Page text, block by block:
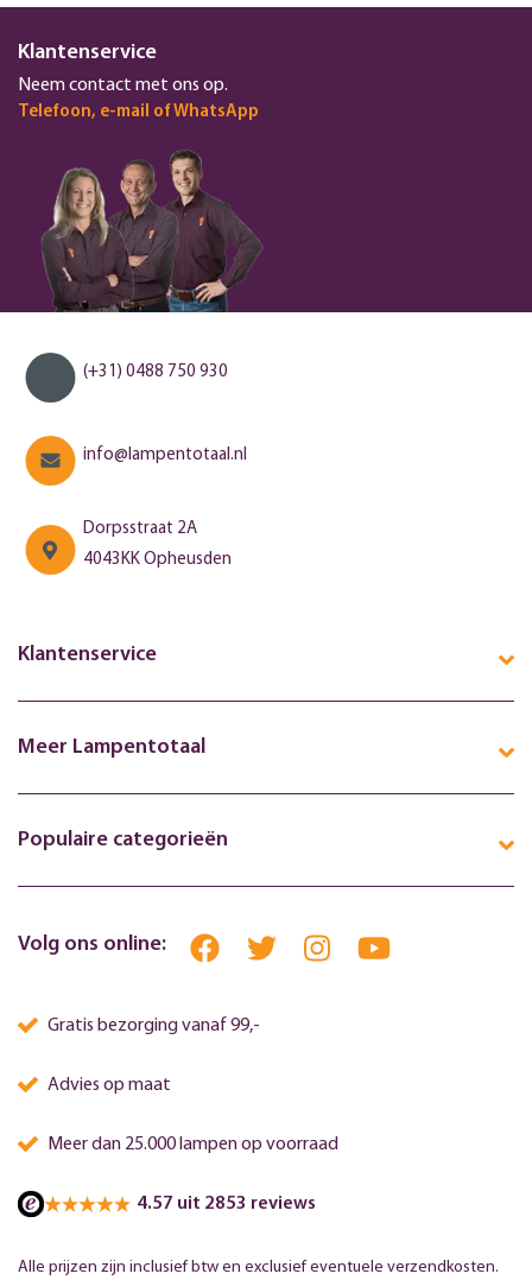
Klantenservice
Neem contact met ons op.
Telefoon, e-mail of WhatsApp
(+31) 0488 750 930
info@lampentotaal.nl
Dorpsstraat 2A
4043KK Opheusden
Klantenservice
Meer Lampentotaal
Populaire categorieën
Volg ons online:
Gratis bezorging vanaf 99,-
Advies op maat
Meer dan 25.000 lampen op voorraad
4.57 uit 2853 reviews
Alle prijzen zijn inclusief btw en exclusief eventuele verzendkosten.